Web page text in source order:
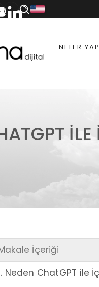
NELER
İçeriği
Neden ChatGPT ile